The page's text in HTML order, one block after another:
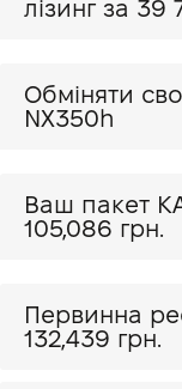
лізинг за 39
Обміняти своє
NX350h
105,086 грн.
Первинна
132,439 грн.